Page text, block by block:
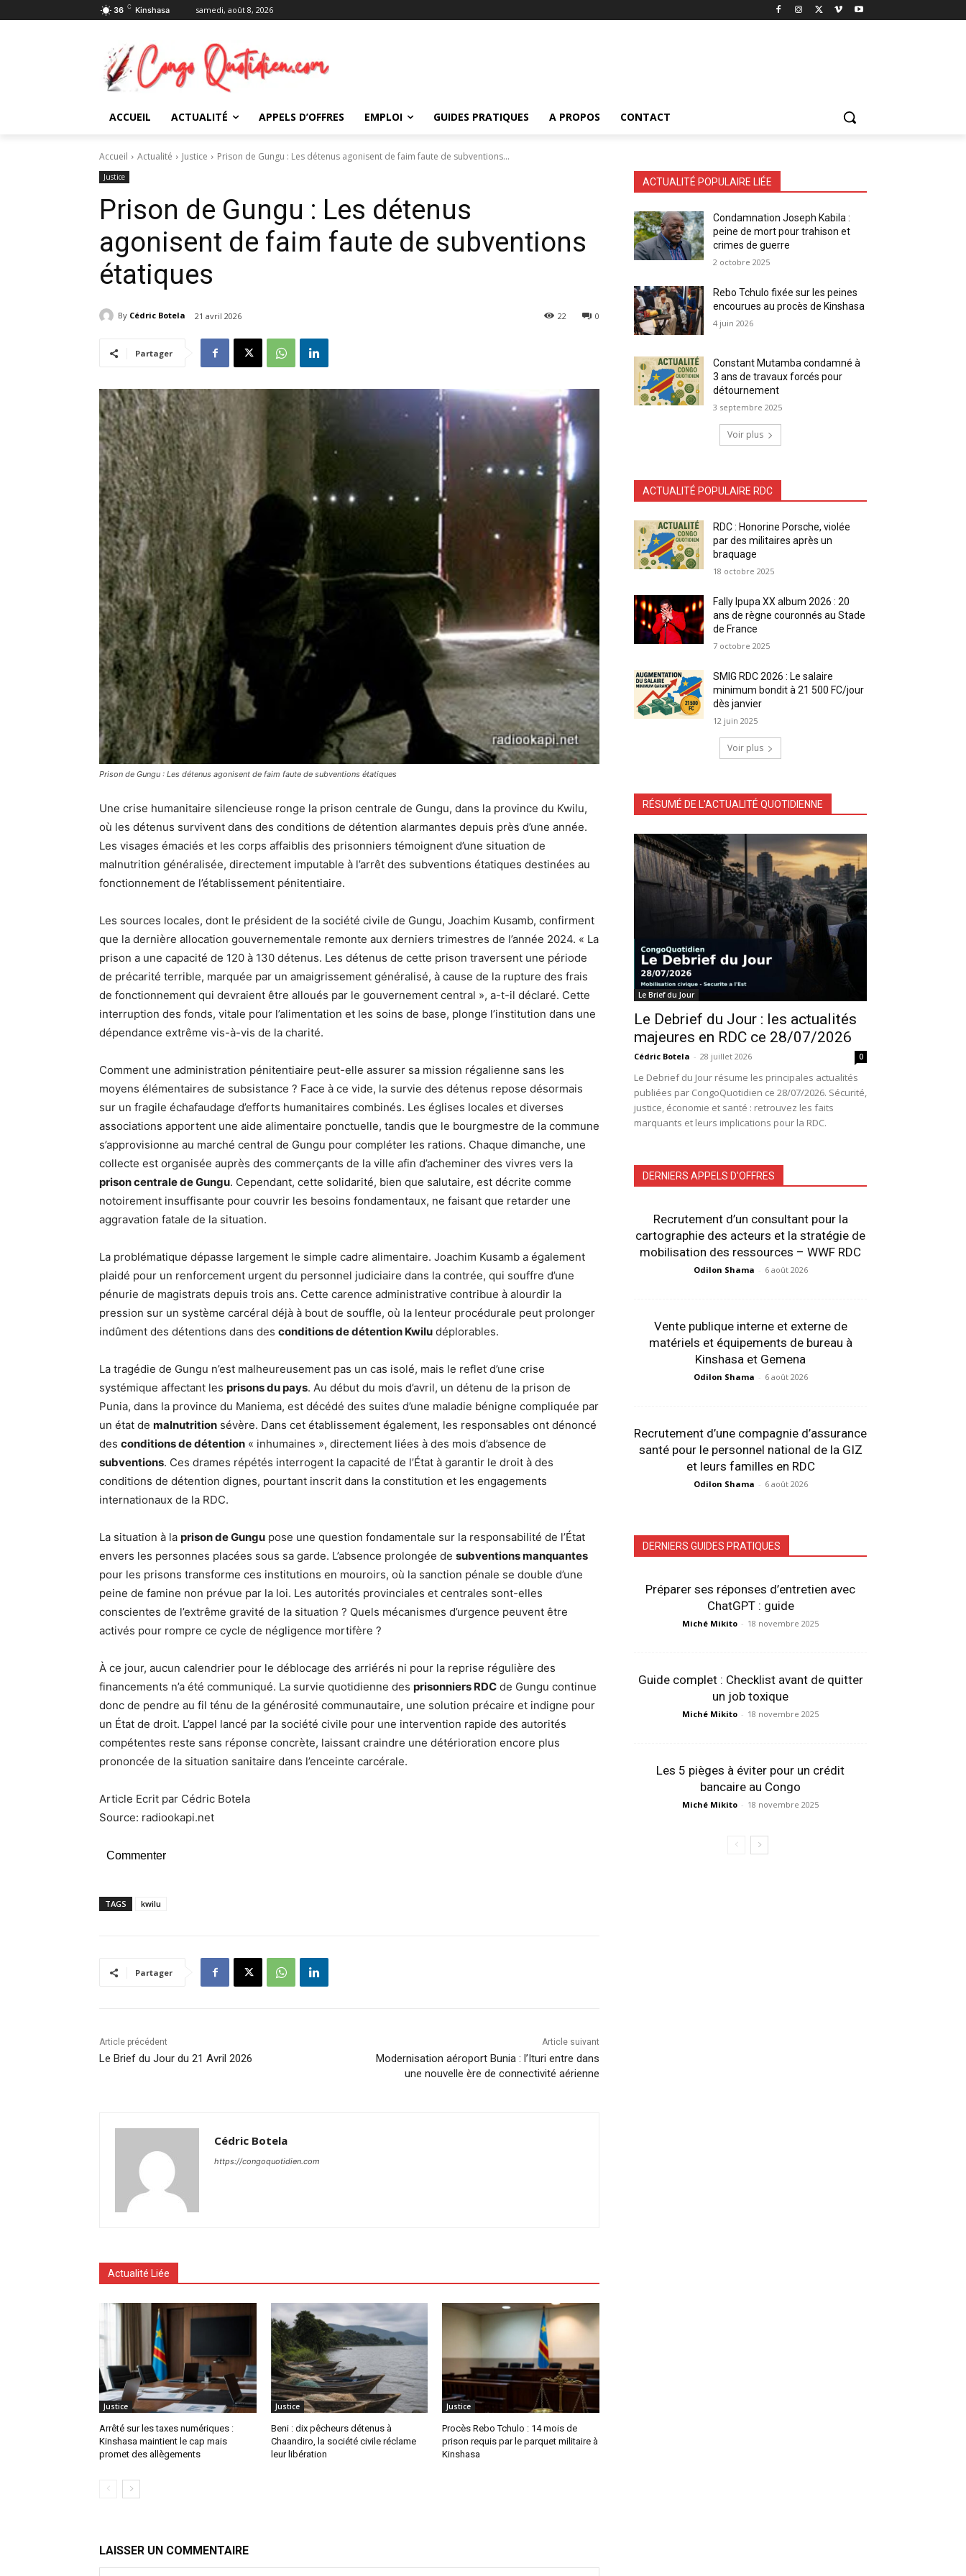
36 C Kinshasa samedi, août 8, 2026
ACCUEIL ACTUALITÉ APPELS D’OFFRES EMPLOI GUIDES PRATIQUES A PROPOS CONTACT
Accueil Actualité Justice Prison de Gungu : Les détenus agonisent de faim faute de subventions...
Justice
Prison de Gungu : Les détenus
agonisent de faim faute de subventions
étatiques
By Cédric Botela 21 avril 2026 0
22
Partager
Prison de Gungu : Les détenus agonisent de faim faute de subventions étatiques
Une crise humanitaire silencieuse ronge la prison centrale de Gungu, dans la province du Kwilu,
où les détenus survivent dans des conditions de détention alarmantes depuis près d’une année.
Les visages émaciés et les corps affaiblis des prisonniers témoignent d’une situation de
malnutrition généralisée, directement imputable à l’arrêt des subventions étatiques destinées au
fonctionnement de l’établissement pénitentiaire.
Les sources locales, dont le président de la société civile de Gungu, Joachim Kusamb, confirment
que la dernière allocation gouvernementale remonte aux derniers trimestres de l’année 2024. « La
prison a une capacité de 120 à 130 détenus. Les détenus de cette prison traversent une période
de précarité terrible, marquée par un amaigrissement généralisé, à cause de la rupture des frais
de fonctionnement qui devraient être alloués par le gouvernement central », a-t-il déclaré. Cette
interruption des fonds, vitale pour l’alimentation et les soins de base, plonge l’institution dans une
dépendance extrême vis-à-vis de la charité.
Comment une administration pénitentiaire peut-elle assurer sa mission régalienne sans les
moyens élémentaires de subsistance ? Face à ce vide, la survie des détenus repose désormais
sur un fragile échafaudage d’efforts humanitaires combinés. Les églises locales et diverses
associations apportent une aide alimentaire ponctuelle, tandis que le bourgmestre de la commune
s’approvisionne au marché central de Gungu pour compléter les rations. Chaque dimanche, une
collecte est organisée auprès des commerçants de la ville afin d’acheminer des vivres vers la
prison centrale de Gungu. Cependant, cette solidarité, bien que salutaire, est décrite comme
notoirement insuffisante pour couvrir les besoins fondamentaux, ne faisant que retarder une
aggravation fatale de la situation.
La problématique dépasse largement le simple cadre alimentaire. Joachim Kusamb a également
plaidé pour un renforcement urgent du personnel judiciaire dans la contrée, qui souffre d’une
pénurie de magistrats depuis trois ans. Cette carence administrative contribue à alourdir la
pression sur un système carcéral déjà à bout de souffle, où la lenteur procédurale peut prolonger
indûment des détentions dans des conditions de détention Kwilu déplorables.
La tragédie de Gungu n’est malheureusement pas un cas isolé, mais le reflet d’une crise
systémique affectant les prisons du pays. Au début du mois d’avril, un détenu de la prison de
Punia, dans la province du Maniema, est décédé des suites d’une maladie bénigne compliquée par
un état de malnutrition sévère. Dans cet établissement également, les responsables ont dénoncé
des conditions de détention « inhumaines », directement liées à des mois d’absence de
subventions. Ces drames répétés interrogent la capacité de l’État à garantir le droit à des
conditions de détention dignes, pourtant inscrit dans la constitution et les engagements
internationaux de la RDC.
La situation à la prison de Gungu pose une question fondamentale sur la responsabilité de l’État
envers les personnes placées sous sa garde. L’absence prolongée de subventions manquantes
pour les prisons transforme ces institutions en mouroirs, où la sanction pénale se double d’une
peine de famine non prévue par la loi. Les autorités provinciales et centrales sont-elles
conscientes de l’extrême gravité de la situation ? Quels mécanismes d’urgence peuvent être
activés pour rompre ce cycle de négligence mortifère ?
À ce jour, aucun calendrier pour le déblocage des arriérés ni pour la reprise régulière des
financements n’a été communiqué. La survie quotidienne des prisonniers RDC de Gungu continue
donc de pendre au fil ténu de la générosité communautaire, une solution précaire et indigne pour
un État de droit. L’appel lancé par la société civile pour une intervention rapide des autorités
compétentes reste sans réponse concrète, laissant craindre une détérioration encore plus
prononcée de la situation sanitaire dans l’enceinte carcérale.
Article Ecrit par Cédric Botela
Source: radiookapi.net
Commenter
TAGS kwilu
Partager
Article précédent
Le Brief du Jour du 21 Avril 2026
Article suivant
Modernisation aéroport Bunia : l’Ituri entre dans
une nouvelle ère de connectivité aérienne
Cédric Botela
https://congoquotidien.com
Actualité Liée
Justice
Arrêté sur les taxes numériques :
Kinshasa maintient le cap mais
promet des allègements
Justice
Beni : dix pêcheurs détenus à
Chaandiro, la société civile réclame
leur libération
Justice
Procès Rebo Tchulo : 14 mois de
prison requis par le parquet militaire à
Kinshasa
LAISSER UN COMMENTAIRE
ACTUALITÉ POPULAIRE LIÉE
Condamnation Joseph Kabila :
peine de mort pour trahison et
crimes de guerre
2 octobre 2025
Rebo Tchulo fixée sur les peines
encourues au procès de Kinshasa
4 juin 2026
Constant Mutamba condamné à
3 ans de travaux forcés pour
détournement
3 septembre 2025
Voir plus
ACTUALITÉ POPULAIRE RDC
RDC : Honorine Porsche, violée
par des militaires après un
braquage
18 octobre 2025
Fally Ipupa XX album 2026 : 20
ans de règne couronnés au Stade
de France
7 octobre 2025
SMIG RDC 2026 : Le salaire
minimum bondit à 21 500 FC/jour
dès janvier
12 juin 2025
Voir plus
RÉSUMÉ DE L'ACTUALITÉ QUOTIDIENNE
Le Brief du Jour
Le Debrief du Jour : les actualités
majeures en RDC ce 28/07/2026
Cédric Botela - 28 juillet 2026 0
Le Debrief du Jour résume les principales actualités
publiées par CongoQuotidien ce 28/07/2026. Sécurité,
justice, économie et santé : retrouvez les faits
marquants et leurs implications pour la RDC.
DERNIERS APPELS D'OFFRES
Recrutement d’un consultant pour la
cartographie des acteurs et la stratégie de
mobilisation des ressources – WWF RDC
Odilon Shama - 6 août 2026
Vente publique interne et externe de
matériels et équipements de bureau à
Kinshasa et Gemena
Odilon Shama - 6 août 2026
Recrutement d’une compagnie d’assurance
santé pour le personnel national de la GIZ
et leurs familles en RDC
Odilon Shama - 6 août 2026
DERNIERS GUIDES PRATIQUES
Préparer ses réponses d’entretien avec
ChatGPT : guide
Miché Mikito - 18 novembre 2025
Guide complet : Checklist avant de quitter
un job toxique
Miché Mikito - 18 novembre 2025
Les 5 pièges à éviter pour un crédit
bancaire au Congo
Miché Mikito - 18 novembre 2025